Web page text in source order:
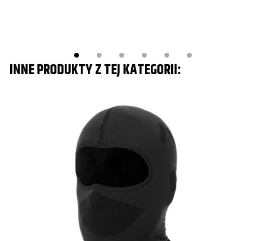
INNE PRODUKTY Z TEJ KATEGORII: